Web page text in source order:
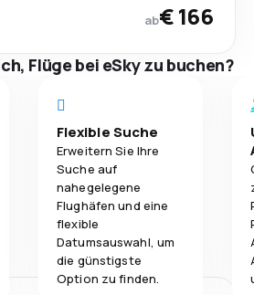
ab€ 166
Flüge bei eSky zu buchen?
Flexible Suche
Erweitern Sie Ihre
Suche auf
nahegelegene
Flughäfen und eine
flexible
Datumsauswahl, um
die günstigste
Option zu finden.